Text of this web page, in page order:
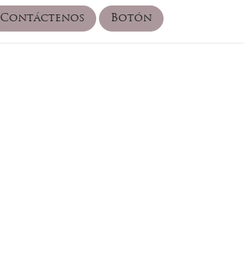
Contáctenos Botón